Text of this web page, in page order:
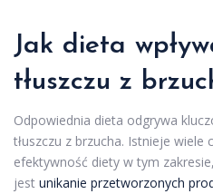
Jak dieta
tłuszczu z
Odpowiednia dieta odgrywa
tłuszczu z brzucha. Istnieje wiele
efektywność diety w tym
jest unikanie przetworzonych